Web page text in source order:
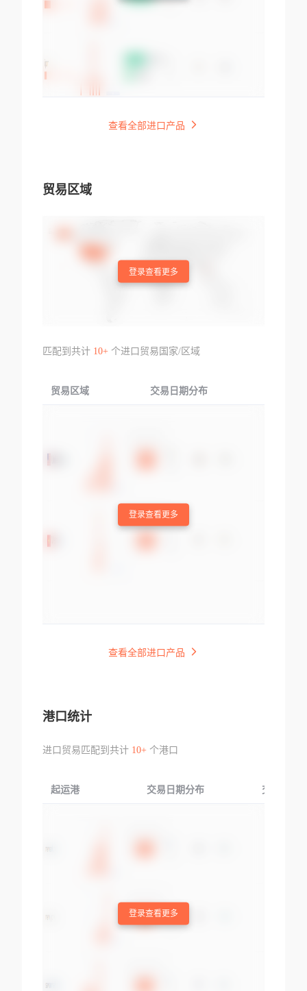
查看全部进口产品
贸易区域
登录查看更多
匹配到共计 10+个进口贸易国家/区域
贸易区域 交易日期分布
登录查看更多
查看全部进口产品
港口统计
进口贸易匹配到共计 10+个港口
起运港 交易日期分布 交易产品
登录查看更多